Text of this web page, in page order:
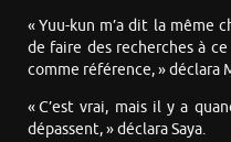
« Yuu-kun m’a dit la même
de faire des recherches à
comme référence, » déclara
« C’est vrai, mais il y a
dépassent, » déclara Saya.